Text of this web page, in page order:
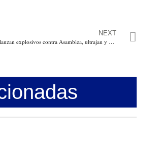
NEXT
Colectivos lanzan explosivos contra Asamblea, ultrajan y secuestran a Diputados, apoyados en comandante Lugo de GNB de Venezuela